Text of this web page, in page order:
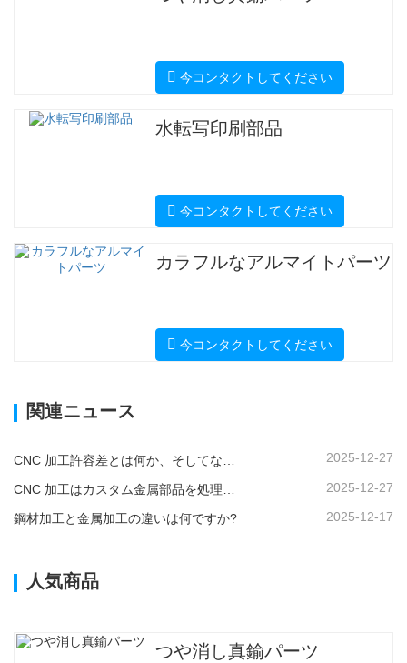
今コンタクトしてください
水転写印刷部品
今コンタクトしてください
カラフルなアルマイトパーツ
今コンタクトしてください
関連ニュース
2025-12-27
2025-12-27
鋼材加工と金属加工の違いは何ですか? 2025-12-17
人気商品
つや消し真鍮パーツ